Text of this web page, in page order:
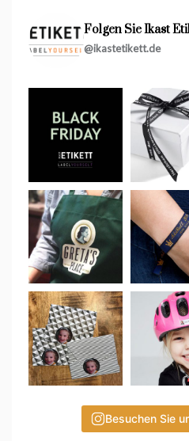
Folgen Sie Ikast
@ikastetikett.de
Besuchen Sie